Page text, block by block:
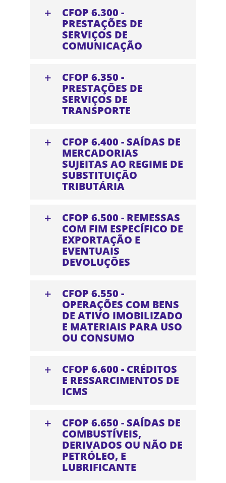
CFOP 6.300 -
PRESTAÇÕES DE
SERVIÇOS DE
COMUNICAÇÃO
CFOP 6.350 -
PRESTAÇÕES DE
SERVIÇOS DE
TRANSPORTE
CFOP 6.400 - SAÍDAS DE
MERCADORIAS
SUJEITAS AO REGIME DE
SUBSTITUIÇÃO
TRIBUTÁRIA
CFOP 6.500 - REMESSAS
COM FIM ESPECÍFICO DE
EXPORTAÇÃO E
EVENTUAIS
DEVOLUÇÕES
CFOP 6.550 -
OPERAÇÕES COM BENS
DE ATIVO IMOBILIZADO
E MATERIAIS PARA USO
OU CONSUMO
CFOP 6.600 - CRÉDITOS
E RESSARCIMENTOS DE
ICMS
CFOP 6.650 - SAÍDAS DE
COMBUSTÍVEIS,
DERIVADOS OU NÃO DE
PETRÓLEO, E
LUBRIFICANTE